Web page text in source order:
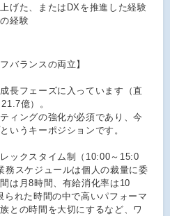
げた、またはDXを推進した経験
経験
バランスの両立】
長フェーズに入っています（直
億）。
ィングの強化が必須であり、今
いうキーポジションです。
ックスタイム制（10:00～15:0
務スケジュールは個人の裁量に委
は月8時間、有給消化率は10
れた時間の中で高いパフォーマ
との時間を大切にするなど、ワ